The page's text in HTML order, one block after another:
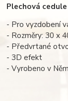
Plechová
- Pro vyzdobení
- Rozměry: 30 x
- Předvrtané
- 3D efekt
- Vyrobeno v